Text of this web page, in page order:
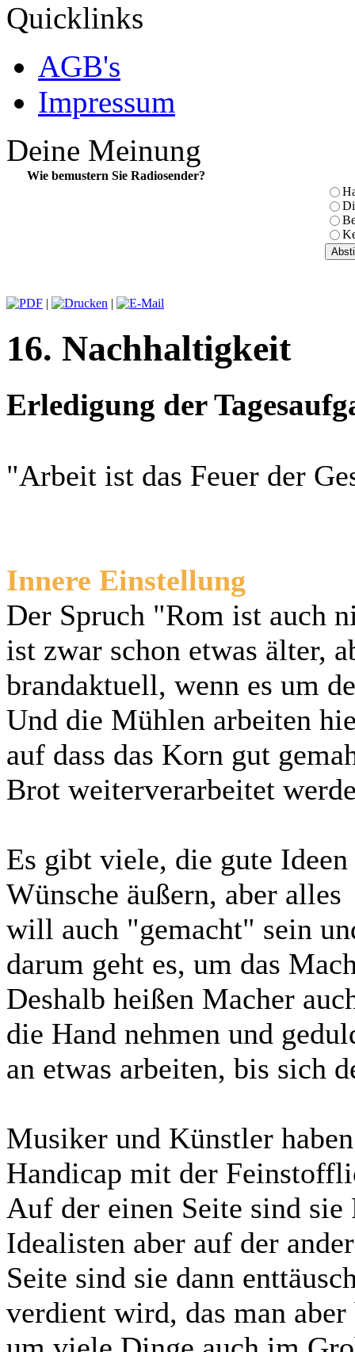
Quicklinks
AGB's
Impressum
Deine Meinung
Wie bemustern Sie Radiosender?
| |
16. Nachhaltigkeit
Erledigung der
"Arbeit ist das Feuer der
Innere Einstellung
Der Spruch "Rom ist auch
ist zwar schon etwas älter,
brandaktuell, wenn es um
Und die Mühlen arbeiten
auf dass das Korn gut
Brot weiterverarbeitet
Es gibt viele, die gute
Wünsche äußern, aber alles
will auch "gemacht" sein
darum geht es, um das
Deshalb heißen Macher
die Hand nehmen und
an etwas arbeiten, bis sich
Musiker und Künstler
Handicap mit der
Auf der einen Seite sind
Idealisten aber auf der
Seite sind sie dann
verdient wird, das man aber